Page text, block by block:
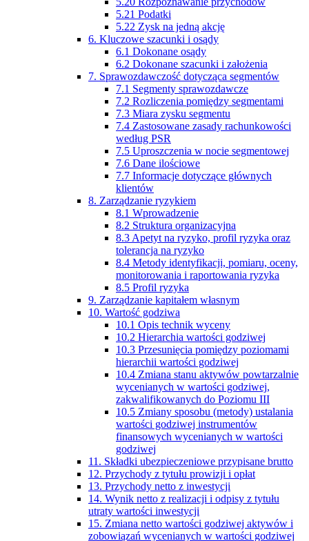
5.21 Podatki
5.22 Zysk na jedną akcję
6. Kluczowe szacunki i osądy
6.1 Dokonane osądy
6.2 Dokonane szacunki i założenia
7. Sprawozdawczość dotycząca segmentów
7.1 Segmenty sprawozdawcze
7.2 Rozliczenia pomiędzy segmentami
7.3 Miara zysku segmentu
7.4 Zastosowane zasady rachunkowości
według PSR
7.5 Uproszczenia w nocie segmentowej
7.6 Dane ilościowe
7.7 Informacje dotyczące głównych
klientów
8. Zarządzanie ryzykiem
8.1 Wprowadzenie
8.2 Struktura organizacyjna
8.3 Apetyt na ryzyko, profil ryzyka oraz
tolerancja na ryzyko
8.4 Metody identyfikacji, pomiaru, oceny,
monitorowania i raportowania ryzyka
8.5 Profil ryzyka
9. Zarządzanie kapitałem własnym
10. Wartość godziwa
10.1 Opis technik wyceny
10.2 Hierarchia wartości godziwej
10.3 Przesunięcia pomiędzy poziomami
hierarchii wartości godziwej
10.4 Zmiana stanu aktywów powtarzalnie
wycenianych w wartości godziwej,
zakwalifikowanych do Poziomu III
10.5 Zmiany sposobu (metody) ustalania
wartości godziwej instrumentów
finansowych wycenianych w wartości
godziwej
11. Składki ubezpieczeniowe przypisane brutto
12. Przychody z tytułu prowizji i opłat
13. Przychody netto z inwestycji
14. Wynik netto z realizacji i odpisy z tytułu
utraty wartości inwestycji
15. Zmiana netto wartości godziwej aktywów i
zobowiązań wycenianych w wartości godziwej